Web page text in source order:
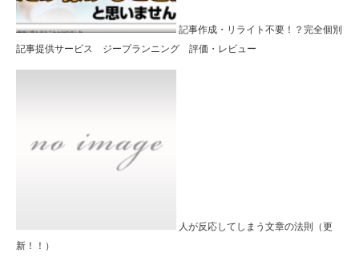
記事作成・リライト不要！？完全個別
記事提供サービス ジープランニング 評価・レビュー
人が反応してしまう文章の法則（更
新！！）